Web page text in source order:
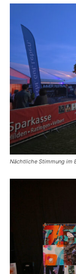
Nächtliche Stimmung im